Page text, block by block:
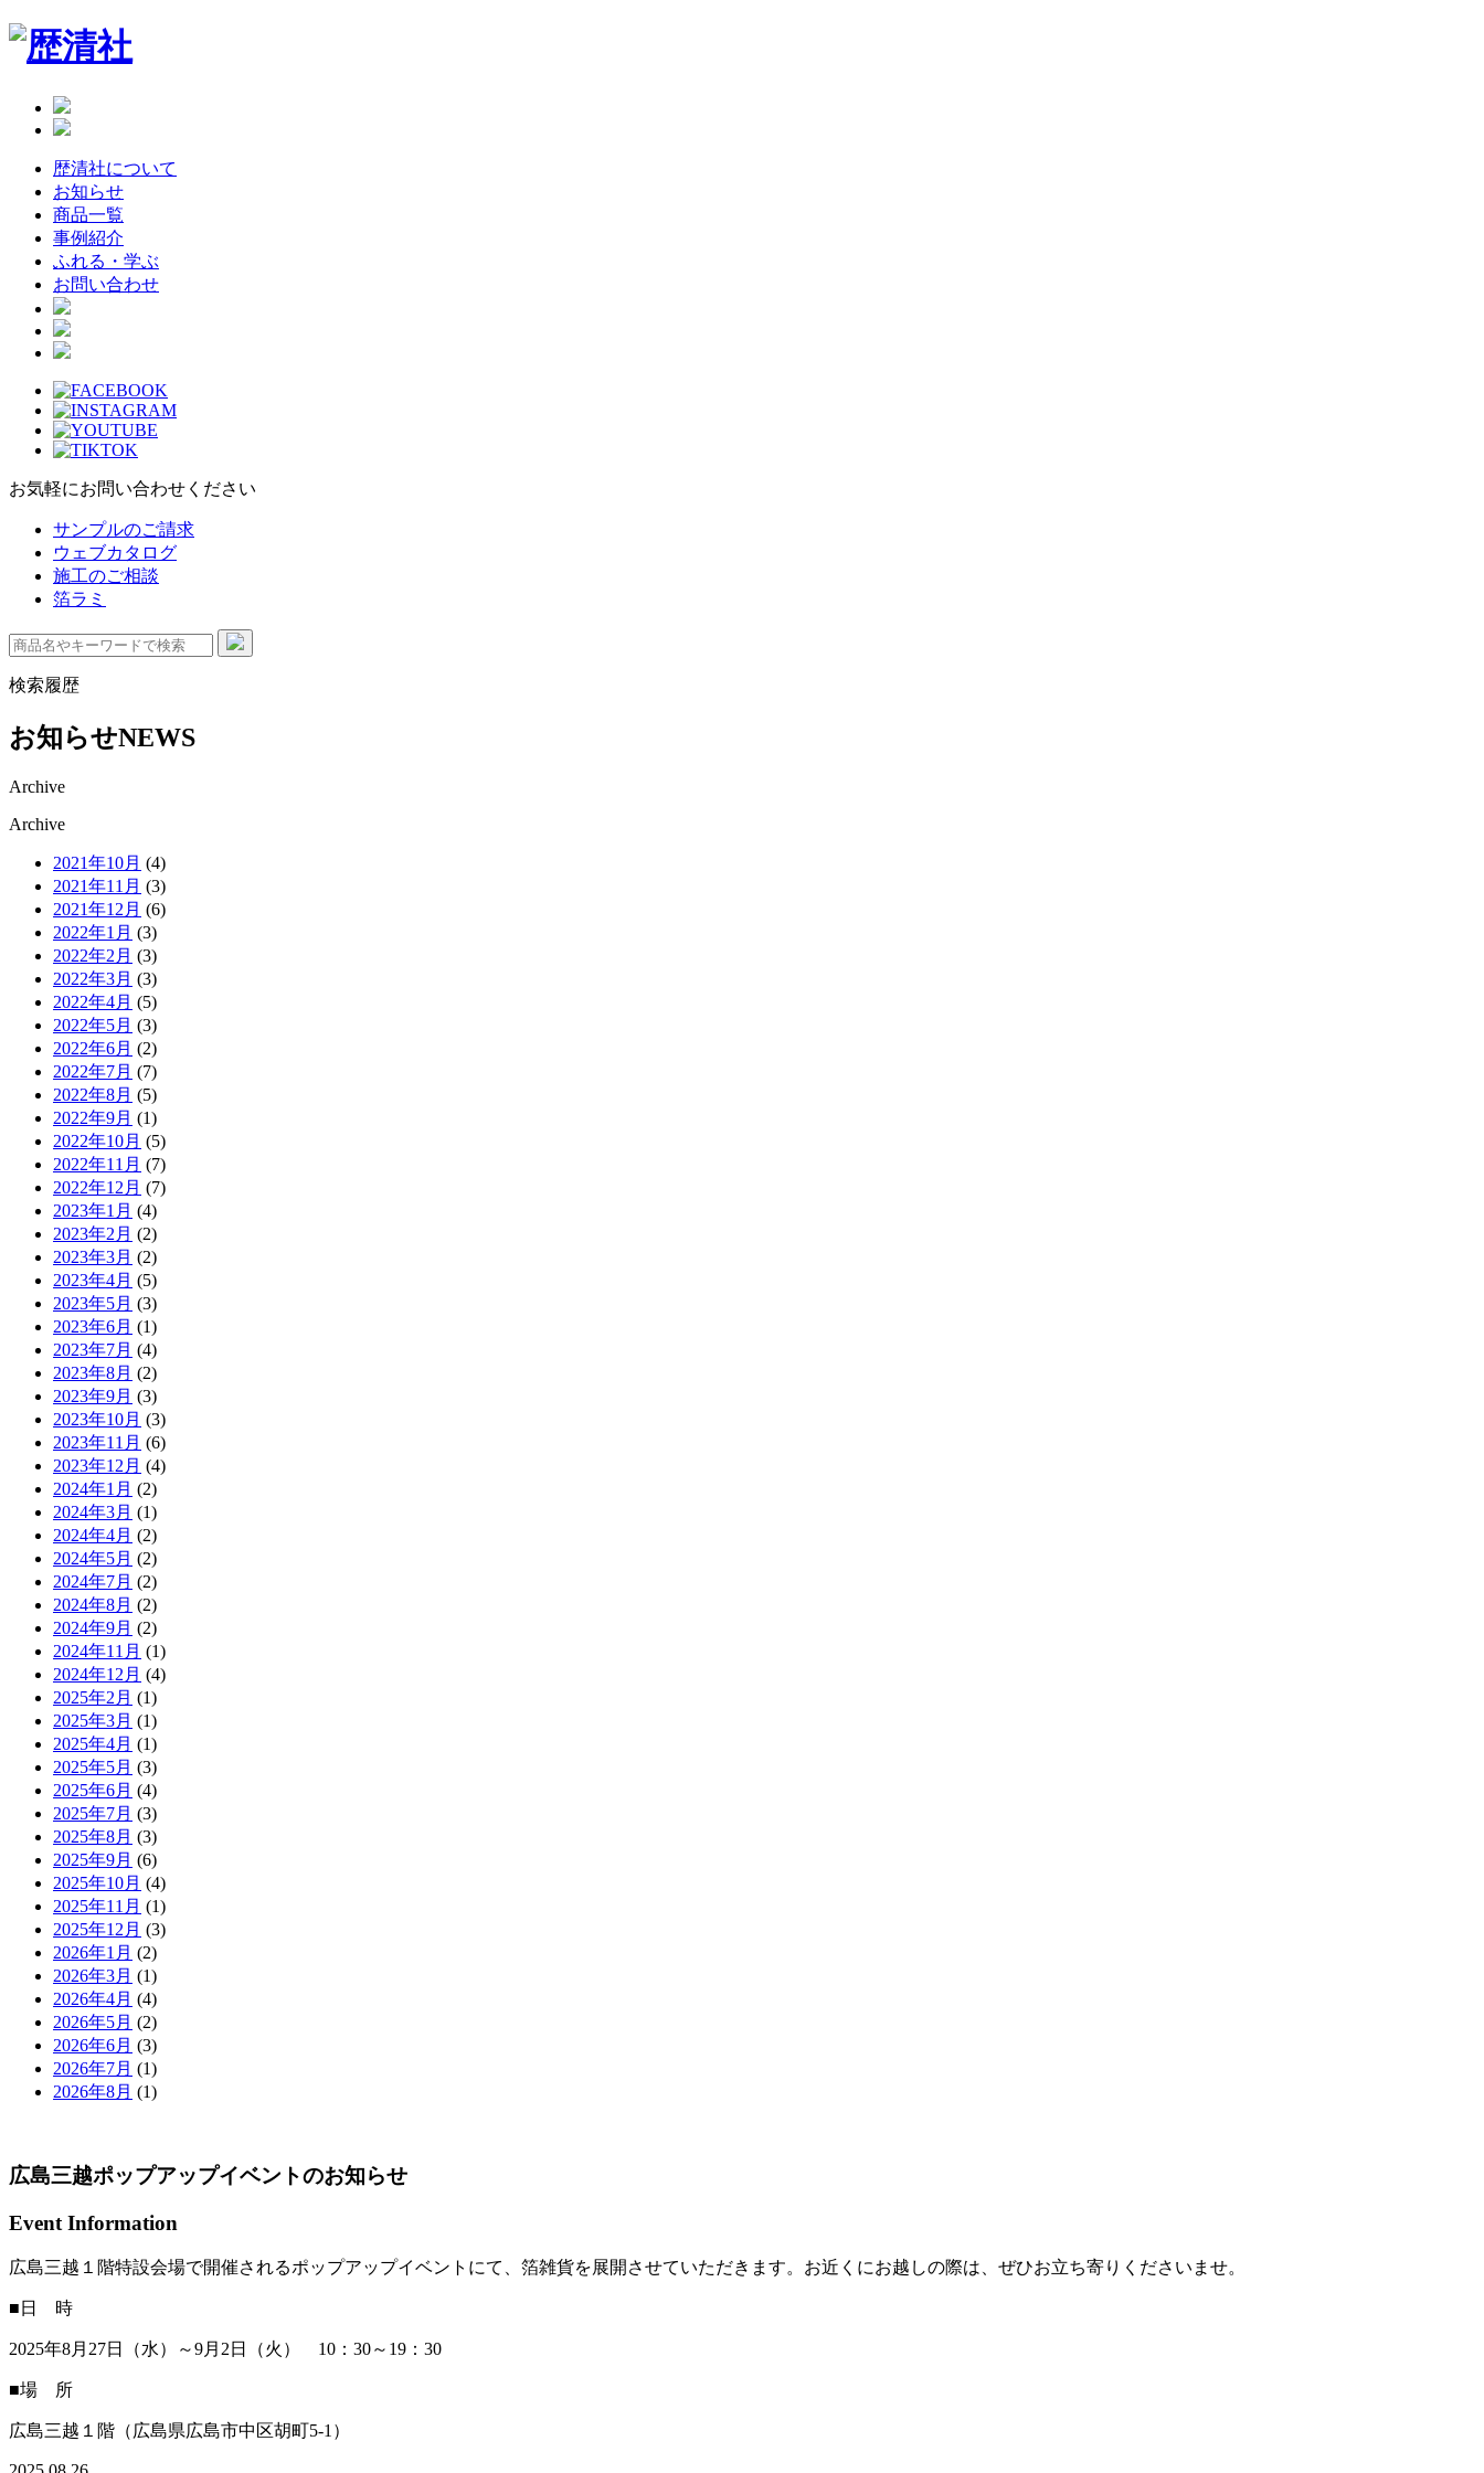
Skip
content
歴清社について
お知らせ
商品一覧
事例紹介
ふれる・学ぶ
お問い合わせ
お気軽にお問い合わせください
サンプルのご請求
ウェブカタログ
施工のご相談
箔ラミ
検索履歴
お知らせNEWS
Archive
Archive
2021年10月 (4)
2021年11月 (3)
2021年12月 (6)
2022年1月 (3)
2022年2月 (3)
2022年3月 (3)
2022年4月 (5)
2022年5月 (3)
2022年6月 (2)
2022年7月 (7)
2022年8月 (5)
2022年9月 (1)
2022年10月 (5)
2022年11月 (7)
2022年12月 (7)
2023年1月 (4)
2023年2月 (2)
2023年3月 (2)
2023年4月 (5)
2023年5月 (3)
2023年6月 (1)
2023年7月 (4)
2023年8月 (2)
2023年9月 (3)
2023年10月 (3)
2023年11月 (6)
2023年12月 (4)
2024年1月 (2)
2024年3月 (1)
2024年4月 (2)
2024年5月 (2)
2024年7月 (2)
2024年8月 (2)
2024年9月 (2)
2024年11月 (1)
2024年12月 (4)
2025年2月 (1)
2025年3月 (1)
2025年4月 (1)
2025年5月 (3)
2025年6月 (4)
2025年7月 (3)
2025年8月 (3)
2025年9月 (6)
2025年10月 (4)
2025年11月 (1)
2025年12月 (3)
2026年1月 (2)
2026年3月 (1)
2026年4月 (4)
2026年5月 (2)
2026年6月 (3)
2026年7月 (1)
2026年8月 (1)
広島三越ポップアップイベントのお知らせ
Event Information
広島三越１階特設会場で開催されるポップアップイベントにて、箔雑貨を展開させていただきます。お近くにお越しの際は、ぜひお立ち寄りくださいませ。
■日 時
2025年8月27日（水）～9月2日（火） 10：30～19：30
■場 所
広島三越１階（広島県広島市中区胡町5-1）